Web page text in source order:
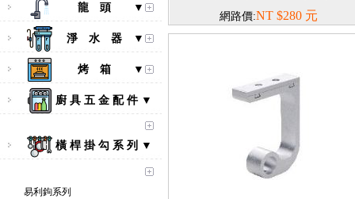
龍 頭 ▼
淨 水 器 ▼
烤 箱 ▼
廚 具 五 金 配 件 ▼
橫 桿 掛 勾 系 列 ▼
易利鉤系列
網路價:NT $280 元